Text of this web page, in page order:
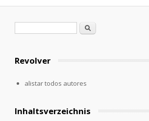
Formulario de búsqueda
Buscar
Revolver
alistar todos autores
Inhaltsverzeichnis